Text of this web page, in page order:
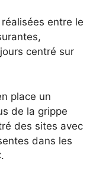
entre le
centré sur
place un
de la grippe
des sites avec
dans les